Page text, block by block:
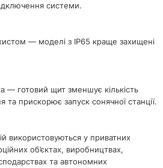
системи.
— моделі з IP65 краще захищені
— готовий щит зменшує кількість
та прискорює запуск сонячної станції.
використовуються у приватних
об’єктах, виробництвах,
та автономних